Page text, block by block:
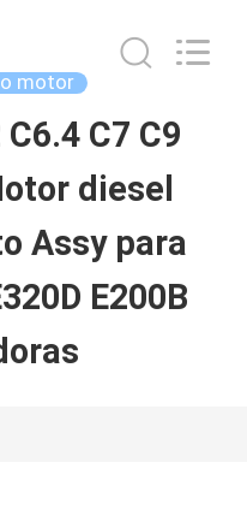
motor
C7 C9
diesel
Assy para
E200B